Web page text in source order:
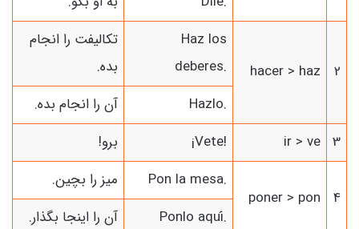
2
hacer > haz
Haz los
deberes.
تکالیفت را انجام
بده.
Hazlo.
آن را انجام بده.
3
ir > ve
¡Vete! برو!
4
poner > pon
Pon la mesa.
میز را بچین.
Ponlo aquí.
آن را اینجا بگذار.